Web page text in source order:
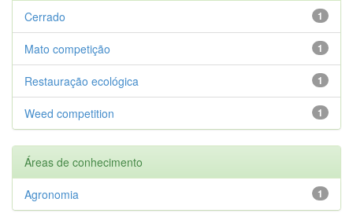
1
Cerrado
1
Mato competição
1
Restauração ecológica
1
Weed competition
Áreas de conhecimento
1
Agronomia